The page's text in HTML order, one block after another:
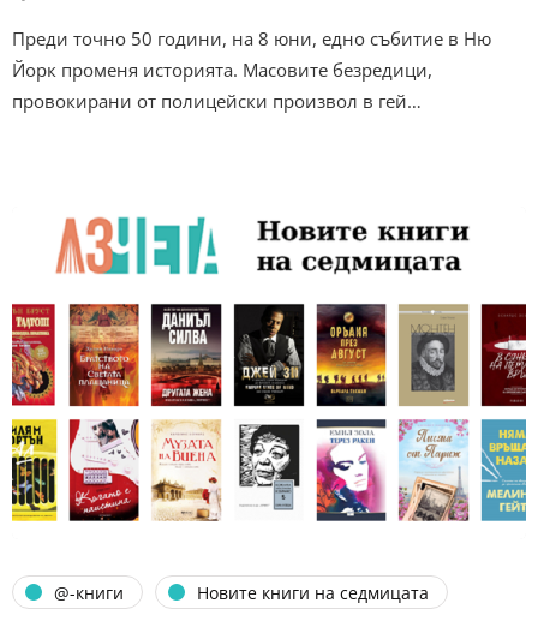
Преди точно 50 години, на 8 юни, едно събитие в Ню
Йорк променя историята. Масовите безредици,
провокирани от полицейски произвол в гей…
@-книги Новите книги на седмицата